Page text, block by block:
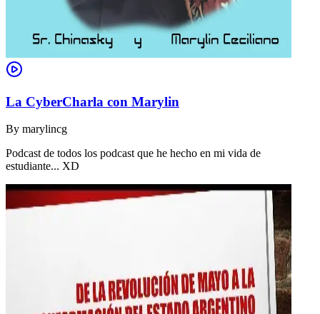
La CyberCharla con Marylin
By marylincg
Podcast de todos los podcast que he hecho en mi vida de
estudiante... XD